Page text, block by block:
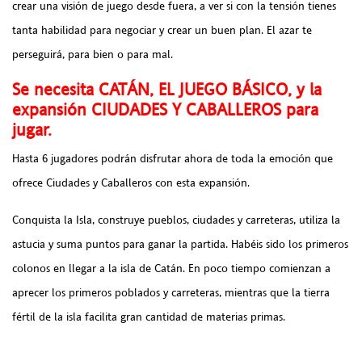
crear una visión de juego desde fuera, a ver si con la tensión tienes
tanta habilidad para negociar y crear un buen plan. El azar te
perseguirá, para bien o para mal.
Se necesita CATÁN, EL JUEGO BÁSICO, y la
expansión CIUDADES Y CABALLEROS para
jugar.
Hasta 6 jugadores podrán disfrutar ahora de toda la emoción que
ofrece Ciudades y Caballeros con esta expansión.
Conquista la Isla, construye pueblos, ciudades y carreteras, utiliza la
astucia y suma puntos para ganar la partida. Habéis sido los primeros
colonos en llegar a la isla de Catán. En poco tiempo comienzan a
aprecer los primeros poblados y carreteras, mientras que la tierra
fértil de la isla facilita gran cantidad de materias primas.